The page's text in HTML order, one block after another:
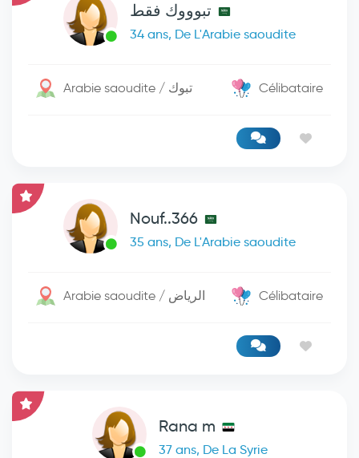
تبوووك فقط
34 ans, De L'Arabie saoudite
Arabie saoudite / تبوك Célibataire
Nouf..366
35 ans, De L'Arabie saoudite
Arabie saoudite / الرياض Célibataire
Rana m
37 ans, De La Syrie